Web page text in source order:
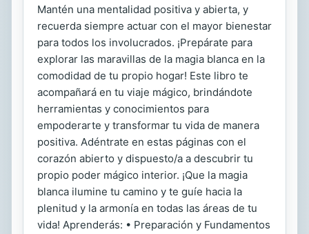
Mantén una mentalidad positiva y abierta, y
recuerda siempre actuar con el mayor bienestar
para todos los involucrados. ¡Prepárate para
explorar las maravillas de la magia blanca en la
comodidad de tu propio hogar! Este libro te
acompañará en tu viaje mágico, brindándote
herramientas y conocimientos para
empoderarte y transformar tu vida de manera
positiva. Adéntrate en estas páginas con el
corazón abierto y dispuesto/a a descubrir tu
propio poder mágico interior. ¡Que la magia
blanca ilumine tu camino y te guíe hacia la
plenitud y la armonía en todas las áreas de tu
vida! Aprenderás: • Preparación y Fundamentos